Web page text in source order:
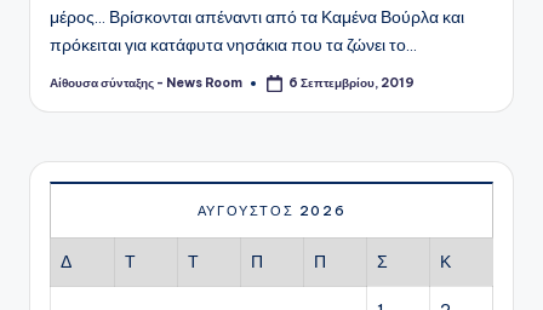
μέρος... Βρίσκονται απέναντι από τα Καμένα Βούρλα και
πρόκειται για κατάφυτα νησάκια που τα ζώνει το…
Συγγραφέας:
Αίθουσα σύνταξης - News Room 6 Σεπτεμβρίου, 2019
ΑΎΓΟΥΣΤΟΣ 2026
Δ Τ Τ Π Π Σ Κ